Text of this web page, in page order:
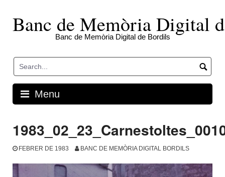
contentBanc de Memòria Digital
Banc de Memòria Digital de Bordils
Menu
FEBRER DE 1983 BANC DE MEMÒRIA DIGITAL BORDILS